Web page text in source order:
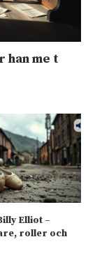
han me t
Elliot –
roller och